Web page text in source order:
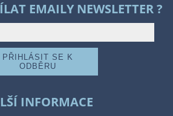
EMAILY NEWSLETTER ?
INFORMACE